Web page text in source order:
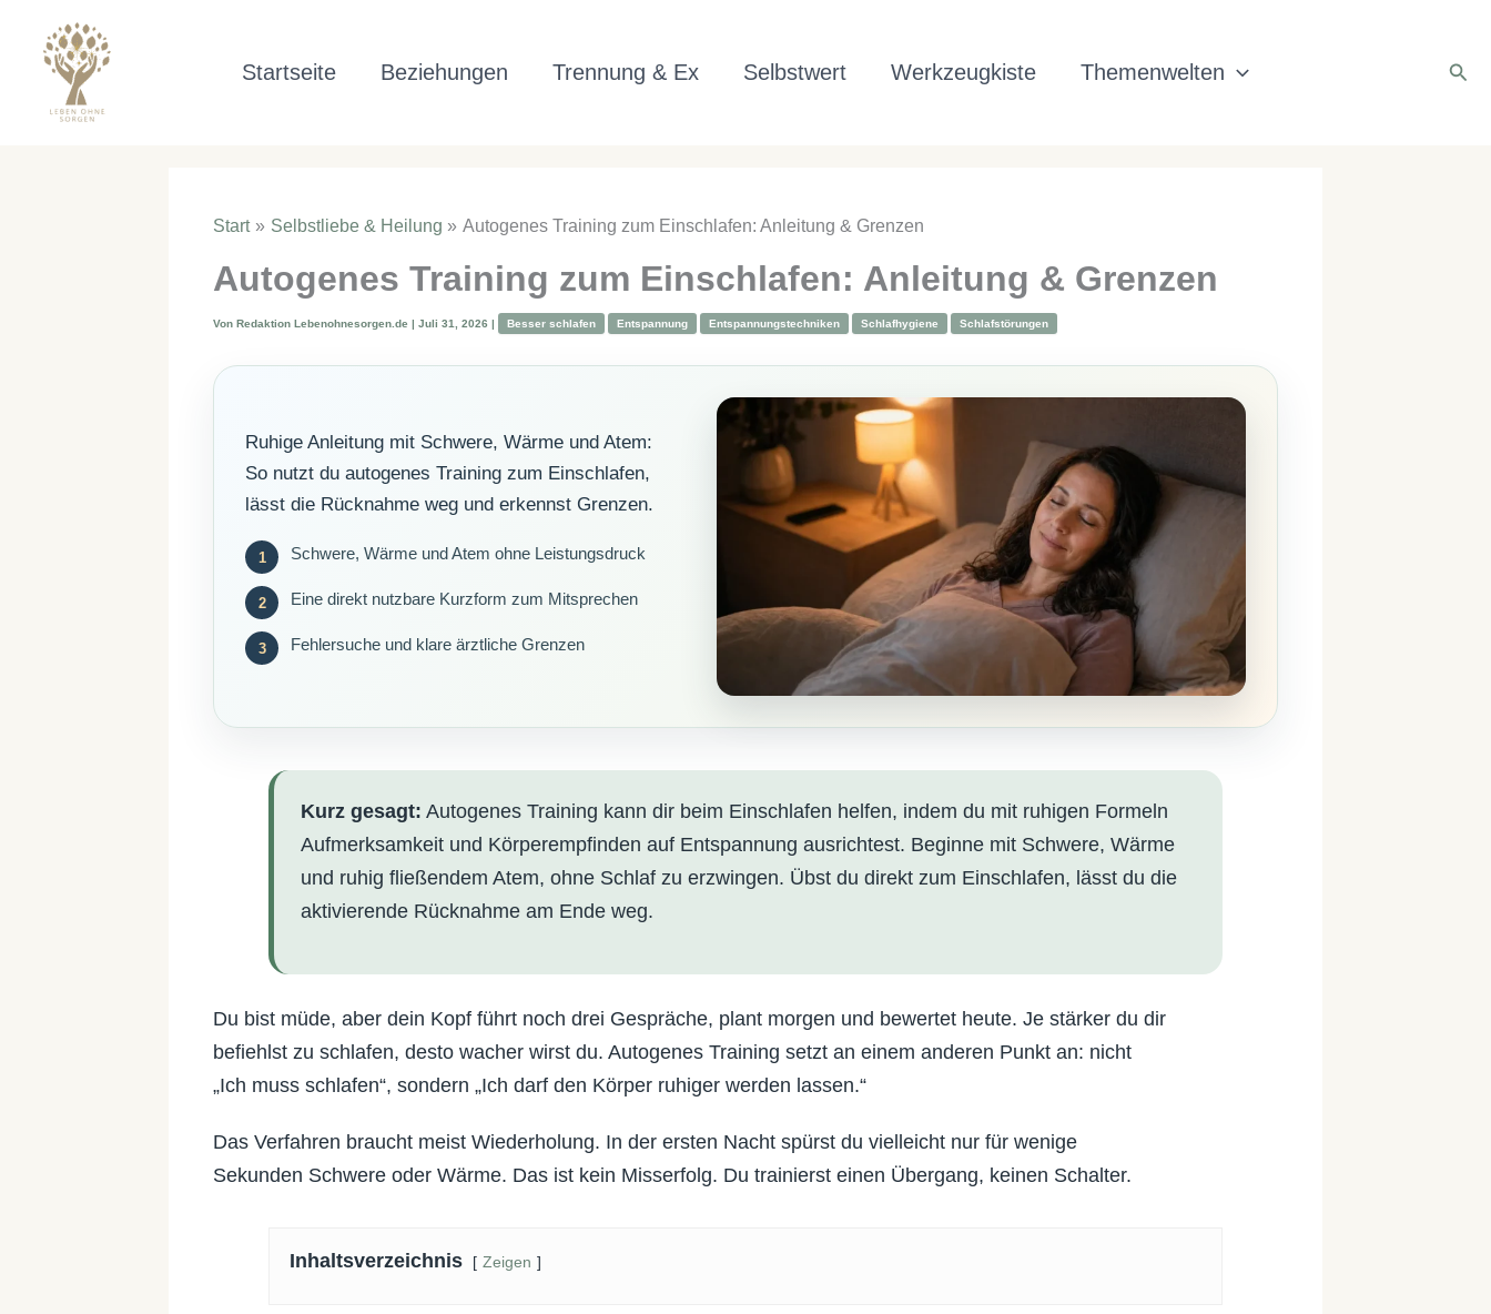
springen
Startseite Beziehungen Trennung & Ex Selbstwert Werkzeugkiste Themenwelten
Start Selbstliebe & Heilung Autogenes Training zum Einschlafen: Anleitung & Grenzen
Autogenes Training zum Einschlafen: Anleitung & Grenzen
Von Redaktion Lebenohnesorgen.de | Juli 31, 2026 | Besser schlafen Entspannung Entspannungstechniken Schlafhygiene Schlafstörungen
Ruhige Anleitung mit Schwere, Wärme und Atem:
So nutzt du autogenes Training zum Einschlafen,
lässt die Rücknahme weg und erkennst Grenzen.
Schwere, Wärme und Atem ohne Leistungsdruck
Eine direkt nutzbare Kurzform zum Mitsprechen
Fehlersuche und klare ärztliche Grenzen
Kurz gesagt: Autogenes Training kann dir beim Einschlafen helfen, indem du mit ruhigen Formeln
Aufmerksamkeit und Körperempfinden auf Entspannung ausrichtest. Beginne mit Schwere, Wärme
und ruhig fließendem Atem, ohne Schlaf zu erzwingen. Übst du direkt zum Einschlafen, lässt du die
aktivierende Rücknahme am Ende weg.
Du bist müde, aber dein Kopf führt noch drei Gespräche, plant morgen und bewertet heute. Je stärker du dir
befiehlst zu schlafen, desto wacher wirst du. Autogenes Training setzt an einem anderen Punkt an: nicht
„Ich muss schlafen“, sondern „Ich darf den Körper ruhiger werden lassen.“
Das Verfahren braucht meist Wiederholung. In der ersten Nacht spürst du vielleicht nur für wenige
Sekunden Schwere oder Wärme. Das ist kein Misserfolg. Du trainierst einen Übergang, keinen Schalter.
Inhaltsverzeichnis Zeigen